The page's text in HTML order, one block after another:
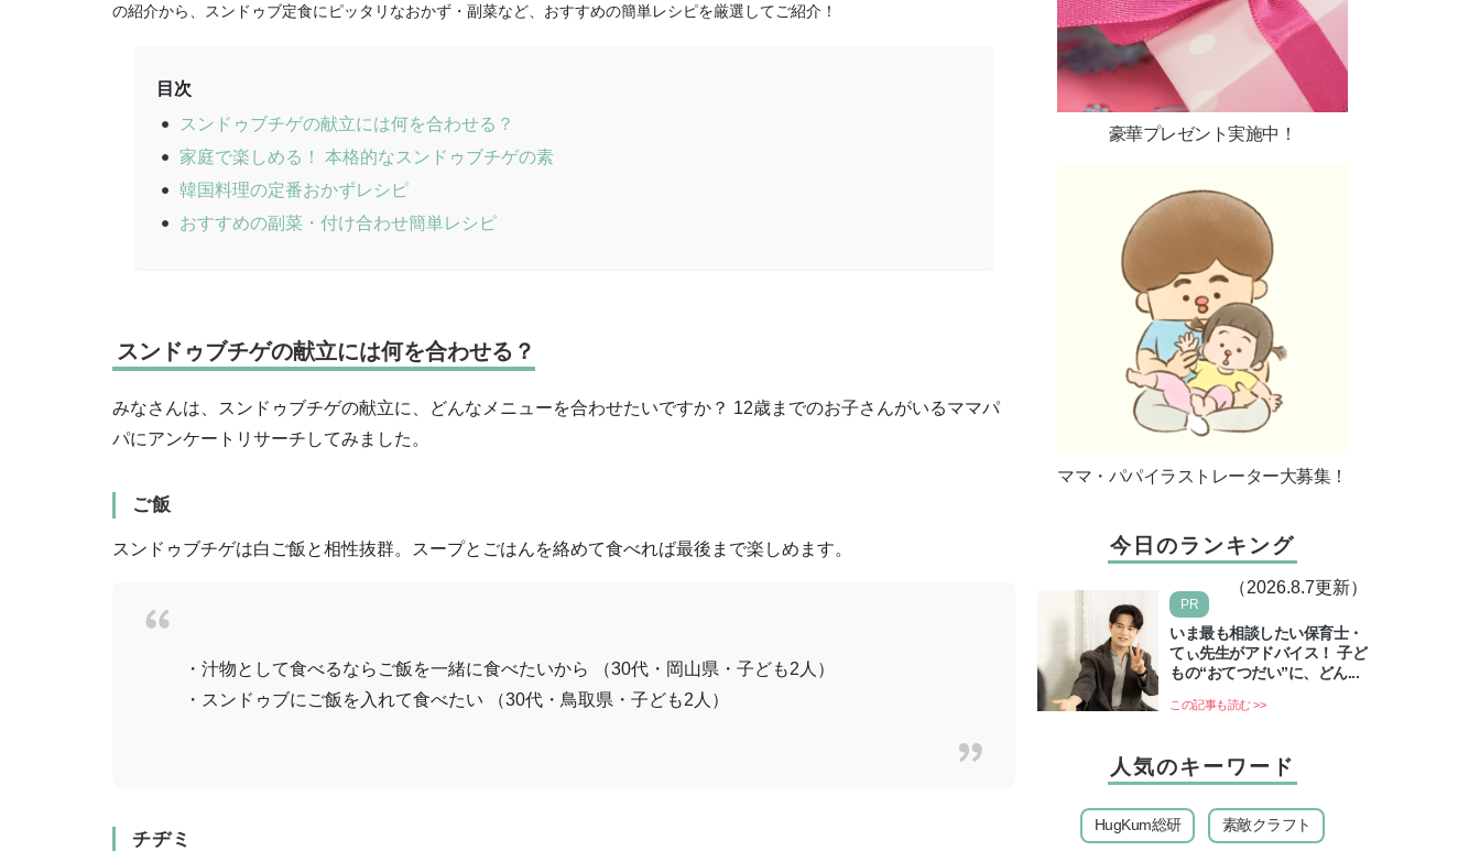
の紹介から、スンドゥブ定食にピッタリなおかず・副菜など、おすすめの簡単レシピを厳選してご紹介！
目次
スンドゥブチゲの献立には何を合わせる？
家庭で楽しめる！ 本格的なスンドゥブチゲの素
韓国料理の定番おかずレシピ
おすすめの副菜・付け合わせ簡単レシピ
スンドゥブチゲの献立には何を合わせる？
みなさんは、スンドゥブチゲの献立に、どんなメニューを合わせたいですか？ 12歳までのお子さんがいるママパ
パにアンケートリサーチしてみました。
ご飯
スンドゥブチゲは白ご飯と相性抜群。スープとごはんを絡めて食べれば最後まで楽しめます。
・汁物として食べるならご飯を一緒に食べたいから （30代・岡山県・子ども2人）
・スンドゥブにご飯を入れて食べたい （30代・鳥取県・子ども2人）
チヂミ
豪華プレゼント実施中！
ママ・パパイラストレーター大募集！
今日のランキング
（2026.8.7更新）
PR
いま最も相談したい保育士・
てぃ先生がアドバイス！ 子ど
もの“おてつだい”に、どん...
この記事も読む >>
人気のキーワード
HugKum総研 素敵クラフト